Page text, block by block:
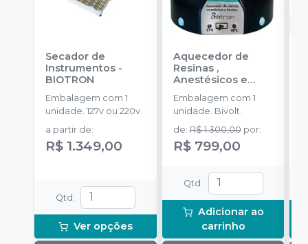
Secador de
Instrumentos -
BIOTRON
Embalagem com 1
unidade. 127v ou 220v.
a partir de:
R$ 1.349,00
Qtd :
Ver opções
Aquecedor de
Resinas ,
Anestésicos e
Facetas Hotron 3
em 1-BIOTRON
Embalagem com 1
unidade. Bivolt.
de: R$ 1.300,00 por:
R$ 799,00
Qtd :
Adicionar ao
carrinho